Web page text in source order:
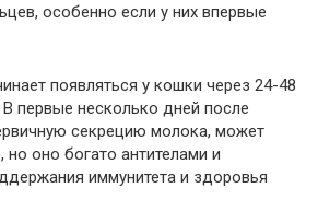
особенно если у них впервые
появляться у кошки через 24-48
первые несколько дней после
секрецию молока, может
оно богато антителами и
иммунитета и здоровья